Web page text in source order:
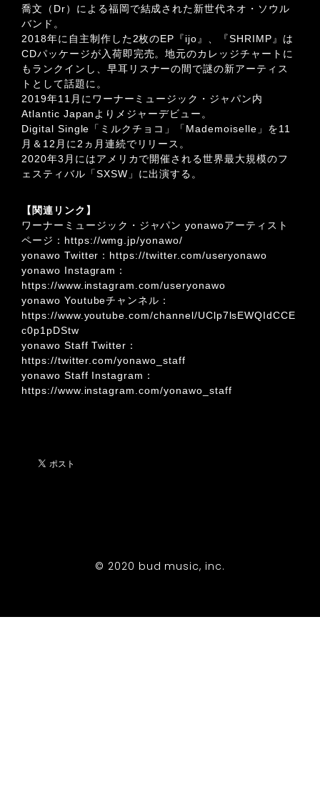
喬文（Dr）による福岡で結成された新世代ネオ・ソウル
バンド。
2018年に自主制作した2枚のEP『ijo』、『SHRIMP』は
CDパッケージが入荷即完売。地元のカレッジチャートに
もランクインし、早耳リスナーの間で謎の新アーティス
トとして話題に。
2019年11月にワーナーミュージック・ジャパン内
Atlantic Japanよりメジャーデビュー。
Digital Single「ミルクチョコ」「Mademoiselle」を11
月＆12月に2ヵ月連続でリリース。
2020年3月にはアメリカで開催される世界最大規模のフ
ェスティバル「SXSW」に出演する。
【関連リンク】
ワーナーミュージック・ジャパン yonawoアーティスト
ページ： https://wmg.jp/yonawo/
yonawo Twitter： https://twitter.com/useryonawo
yonawo Instagram：
https://www.instagram.com/useryonawo
yonawo Youtubeチャンネル：
https://www.youtube.com/channel/UClp7lsEWQIdCCE
c0p1pDStw
yonawo Staff Twitter：
https://twitter.com/yonawo_staff
yonawo Staff Instagram：
https://www.instagram.com/yonawo_staff
© 2020 bud music, inc.